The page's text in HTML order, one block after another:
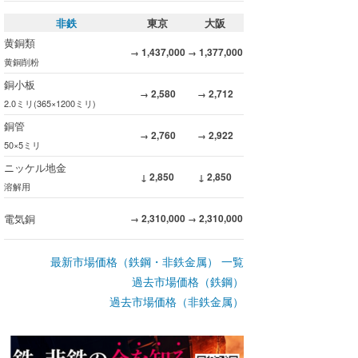
非鉄 東京
大阪
黄銅類
黄銅削粉
→ 1,437,000 → 1,377,000
銅小板
2.0ミリ(365×1200ミリ)
→ 2,580 → 2,712
銅管
50×5ミリ
→ 2,760 → 2,922
ニッケル地金
溶解用
↓ 2,850 ↓ 2,850
電気銅 → 2,310,000 → 2,310,000
最新市場価格（鉄鋼・非鉄金属） 一覧
過去市場価格（鉄鋼）
過去市場価格（非鉄金属）